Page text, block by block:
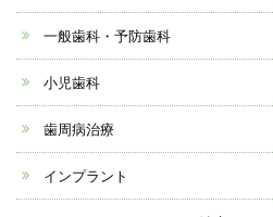
一般歯科・予防歯科
小児歯科
歯周病治療
インプラント